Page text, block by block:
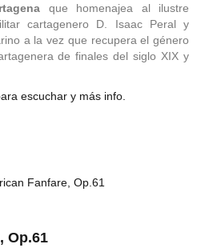
que homenajea al ilustre
cartagenero D. Isaac Peral y
a la vez que recupera el género
de finales del siglo XIX y
escuchar y más info.
Op.61